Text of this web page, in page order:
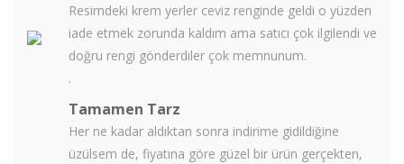
Resimdeki krem yerler ceviz renginde geldi o yüzden
iade etmek zorunda kaldım ama satıcı çok ilgilendi ve
doğru rengi gönderdiler çok memnunum.
.
Tamamen Tarz
Her ne kadar aldıktan sonra indirime gidildiğine
üzülsem de, fiyatına göre güzel bir ürün gerçekten,